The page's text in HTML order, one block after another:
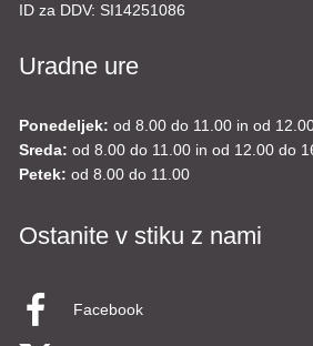
ID za DDV: SI14251086
Uradne ure
Ponedeljek: od 8.00 do 11.00 in od
Sreda: od 8.00 do 11.00 in od 12.00 do
Petek: od 8.00 do 11.00
Ostanite v stiku z nami
Facebook